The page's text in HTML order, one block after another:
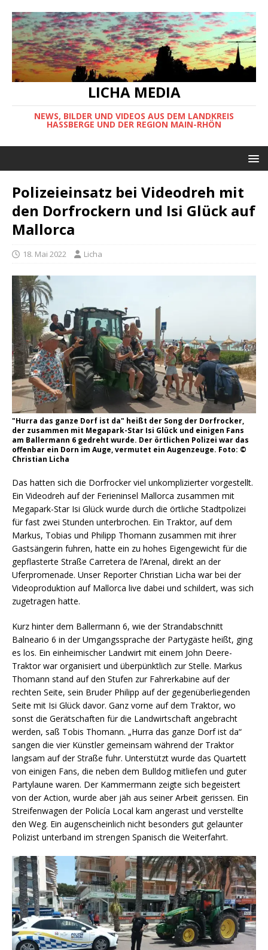
LICHA MEDIA
NEWS, BILDER UND VIDEOS AUS DEM LANDKREIS
HASSBERGE UND DER REGION MAIN-RHÖN
Polizeieinsatz bei Videodreh mit
den Dorfrockern und Isi Glück auf
Mallorca
18. Mai 2022 Licha
"Hurra das ganze Dorf ist da" heißt der Song der Dorfrocker,
der zusammen mit Megapark-Star Isi Glück und einigen Fans
am Ballermann 6 gedreht wurde. Der örtlichen Polizei war das
offenbar ein Dorn im Auge, vermutet ein Augenzeuge. Foto: ©
Christian Licha
Das hatten sich die Dorfrocker viel unkomplizierter vorgestellt.
Ein Videodreh auf der Ferieninsel Mallorca zusammen mit
Megapark-Star Isi Glück wurde durch die örtliche Stadtpolizei
für fast zwei Stunden unterbrochen. Ein Traktor, auf dem
Markus, Tobias und Philipp Thomann zusammen mit ihrer
Gastsängerin fuhren, hatte ein zu hohes Eigengewicht für die
gepflasterte Straße Carretera de l’Arenal, direkt an der
Uferpromenade. Unser Reporter Christian Licha war bei der
Videoproduktion auf Mallorca live dabei und schildert, was sich
zugetragen hatte.
Kurz hinter dem Ballermann 6, wie der Strandabschnitt
Balneario 6 in der Umgangssprache der Partygäste heißt, ging
es los. Ein einheimischer Landwirt mit einem John Deere-
Traktor war organisiert und überpünktlich zur Stelle. Markus
Thomann stand auf den Stufen zur Fahrerkabine auf der
rechten Seite, sein Bruder Philipp auf der gegenüberliegenden
Seite mit Isi Glück davor. Ganz vorne auf dem Traktor, wo
sonst die Gerätschaften für die Landwirtschaft angebracht
werden, saß Tobis Thomann. „Hurra das ganze Dorf ist da“
sangen die vier Künstler gemeinsam während der Traktor
langsam auf der Straße fuhr. Unterstützt wurde das Quartett
von einigen Fans, die neben dem Bulldog mitliefen und guter
Partylaune waren. Der Kammermann zeigte sich begeistert
von der Action, wurde aber jäh aus seiner Arbeit gerissen. Ein
Streifenwagen der Policía Local kam angerast und verstellte
den Weg. Ein augenscheinlich nicht besonders gut gelaunter
Polizist unterband im strengen Spanisch die Weiterfahrt.